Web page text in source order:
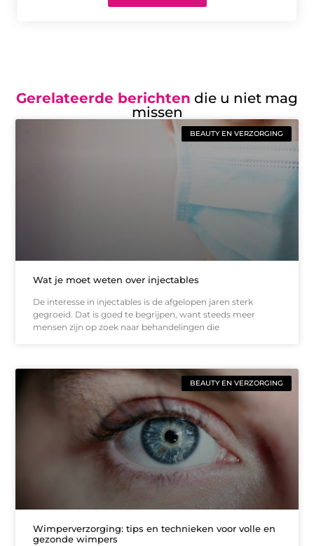
Gerelateerde berichten die u niet mag
missen
BEAUTY EN VERZORGING
Wat je moet weten over injectables
De interesse in injectables is de afgelopen jaren sterk
gegroeid. Dat is goed te begrijpen, want steeds meer
mensen zijn op zoek naar behandelingen die
BEAUTY EN VERZORGING
Wimperverzorging: tips en technieken voor volle en
gezonde wimpers